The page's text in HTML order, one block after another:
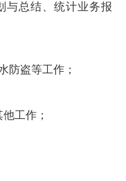
与总结、统计业务报
防盗等工作；
工作；